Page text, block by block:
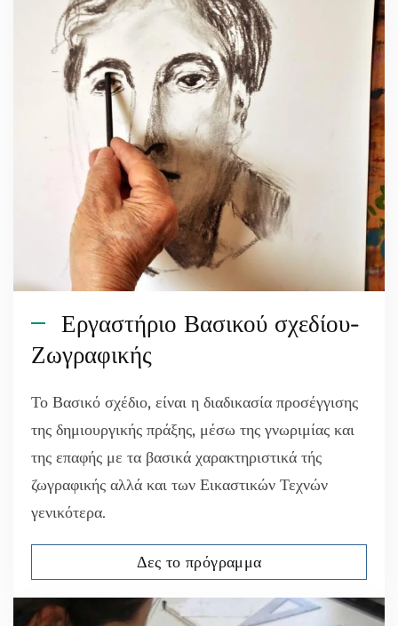
Εργαστήριο Βασικού σχεδίου-
Ζωγραφικής
Το Βασικό σχέδιο, είναι η διαδικασία προσέγγισης
της δημιουργικής πράξης, μέσω της γνωριμίας και
της επαφής με τα βασικά χαρακτηριστικά τής
ζωγραφικής αλλά και των Εικαστικών Τεχνών
γενικότερα.
Δες το πρόγραμμα